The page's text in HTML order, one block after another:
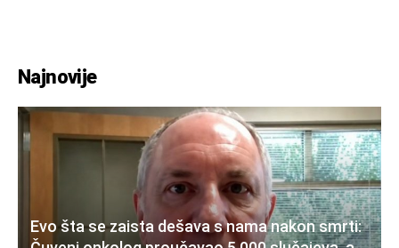
Najnovije
Evo šta se zaista dešava s nama nakon smrti: